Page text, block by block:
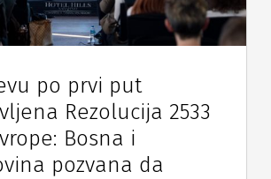
po prvi put
Rezolucija 2533
Bosna i
pozvana da